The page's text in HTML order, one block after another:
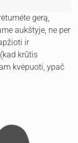
gerą,
aukštyje, ne per
ir
krūtis
kvėpuoti, ypač